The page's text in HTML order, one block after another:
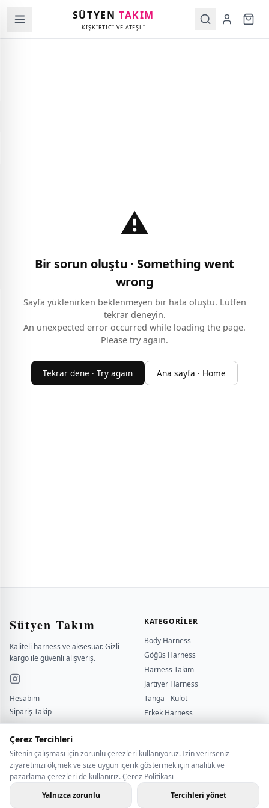
SÜTYENTAKIM
KIŞKIRTICI VE ATEŞLİ
⚠️
Bir sorun oluştu · Something went
wrong
Sayfa yüklenirken beklenmeyen bir hata oluştu. Lütfen
tekrar deneyin.
An unexpected error occurred while loading the page.
Please try again.
Tekrar dene · Try again Ana sayfa · Home
Çerez Tercihleri
Sitenin çalışması için zorunlu çerezleri kullanıyoruz. İzin verirseniz
ziyaretinizi ölçmek ve size uygun içerik göstermek için analitik ve
pazarlama çerezleri de kullanırız.Çerez Politikası
Yalnızca zorunlu
Tercihleri yönet
Sütyen Takım
Kaliteli harness ve aksesuar. Gizli
kargo ile güvenli alışveriş.
Hesabım
Sipariş Takip
KATEGORILER
Body Harness
Göğüs Harness
Harness Takım
Jartiyer Harness
Tanga - Külot
Erkek Harness
Kırbaç - Kelepçe
BILGI
Çerez Politikası
Gizlilik Politikası
İLETİŞİM
BİZE ULAŞIN
WHATSAPP İLETİŞİM